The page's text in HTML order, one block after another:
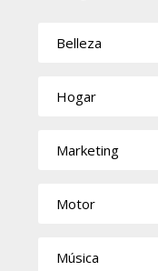
Belleza
Hogar
Marketing
Motor
Música